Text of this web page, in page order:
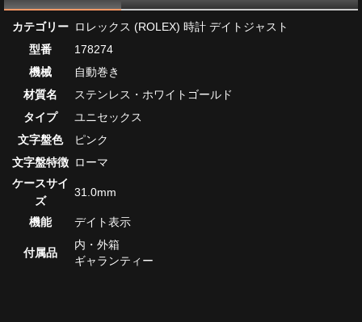
カテゴリー ロレックス (ROLEX) 時計 デイトジャスト
型番
178274
機械
自動巻き
材質名
ステンレス・ホワイトゴールド
タイプ
ユニセックス
文字盤色
ピンク
文字盤特徴 ローマ
ケースサイ
ズ
31.0mm
機能 デイト表示
付属品
内・外箱
ギャランティー